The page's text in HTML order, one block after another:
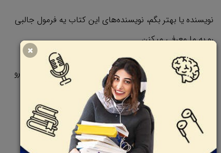
نویسنده یا بهتر بگم، نویسنده‌های این کتاب یه فرمول جالبی
رو به ما معرفی میکنن.
سنتون رو ضربدر میزان درآمد ماهیانتون کنید و بعد حاصل رو
جواب این فرمول نشون میده که اگر شما مدیریت مالی بلد
بودید، درآمد الانتون میتونست چقدر باشه!